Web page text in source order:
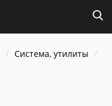
Система, утилиты